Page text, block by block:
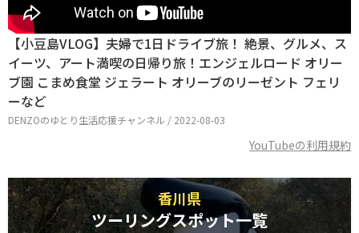
【小豆島VLOG】夫婦で1日ドライブ旅！ 絶景、グルメ、ス
イーツ、アート満喫の日帰り旅！エンジェルロード オリー
ブ園 こまめ食堂 ジェラート オリーブのリーゼント フェリ
ーなど
DENZOのゆとり生活応援チャンネル / 2022-08-03
YouTubeの利用規約
香川県
ツーリングスポット一覧